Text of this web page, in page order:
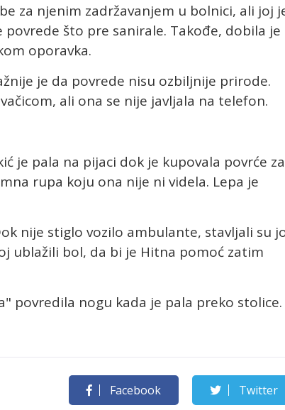
za njenim zadržavanjem u bolnici, ali joj
što pre sanirale. Takođe, dobila je
oporavka.
je da povrede nisu ozbiljnije prirode.
ali ona se nije javljala na telefon.
je pala na pijaci dok je kupovala povrće za
rupa koju ona nije ni videla. Lepa je
nije stiglo vozilo ambulante, stavljali su
ublažili bol, da bi je Hitna pomoć zatim
povredila nogu kada je pala preko stolice.
Facebook Twitter